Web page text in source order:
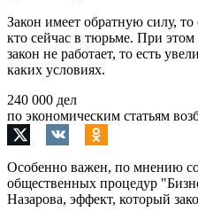
Закон имеет обратную силу,
кто сейчас в тюрьме. При
закон не работает, то есть
каких условиях.
240 000 дел
по экономическим статьям
Особенно важен, по мнению
общественных процедур
Назарова, эффект, который